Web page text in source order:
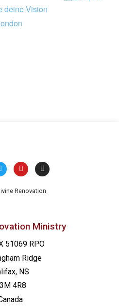
deine Vision
Renovation
Ministry
51069 RPO
Ridge
NS
4R8